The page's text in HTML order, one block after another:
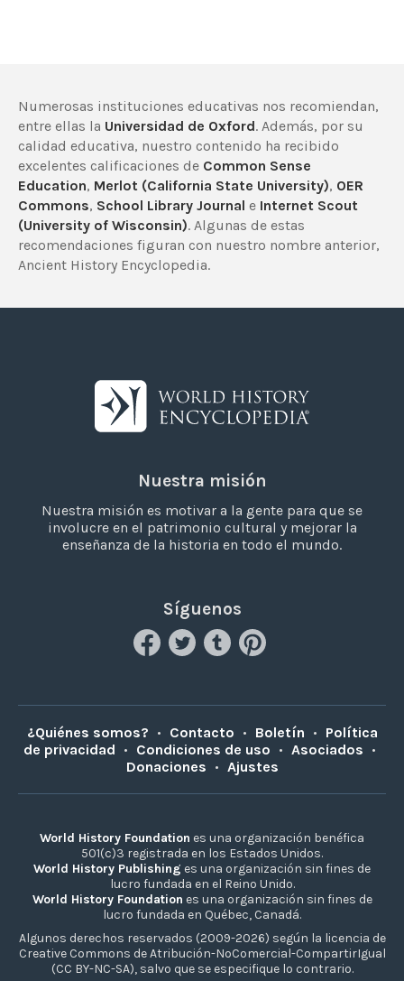
Numerosas instituciones educativas nos recomiendan,
entre ellas la Universidad de Oxford. Además, por su
calidad educativa, nuestro contenido ha recibido
excelentes calificaciones de Common Sense
Education, Merlot (California State University), OER
Commons, School Library Journal e Internet Scout
(University of Wisconsin). Algunas de estas
recomendaciones figuran con nuestro nombre anterior,
Ancient History Encyclopedia.
Nuestra misión
Nuestra misión es motivar a la gente para que se
involucre en el patrimonio cultural y mejorar la
enseñanza de la historia en todo el mundo.
Síguenos
¿Quiénes somos? • Contacto • Boletín • Política
de privacidad • Condiciones de uso • Asociados •
Donaciones • Ajustes
World History Foundation es una organización benéfica
501(c)3 registrada en los Estados Unidos.
World History Publishing es una organización sin fines de
lucro fundada en el Reino Unido.
World History Foundation es una organización sin fines de
lucro fundada en Québec, Canadá.
Algunos derechos reservados (2009-2026) según la licencia de
Creative Commons de Atribución-NoComercial-CompartirIgual
(CC BY-NC-SA), salvo que se especifique lo contrario.